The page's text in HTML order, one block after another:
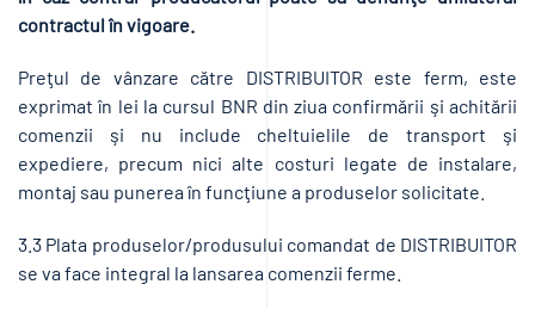
contractul în vigoare.
Preţul de vânzare către DISTRIBUITOR este ferm, este
exprimat în lei la cursul BNR din ziua confirmării şi achitării
comenzii şi nu include cheltuielile de transport şi
expediere, precum nici alte costuri legate de instalare,
montaj sau punerea în funcţiune a produselor solicitate.
3.3 Plata produselor/produsului comandat de DISTRIBUITOR
se va face integral la lansarea comenzii ferme.